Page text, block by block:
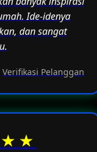
Ide-idenya
dan sangat
Verifikasi Pelanggan